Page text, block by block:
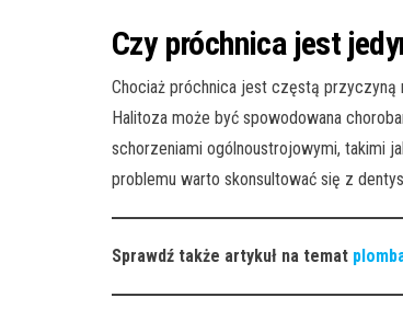
Czy próchnica jest
Chociaż próchnica jest częstą przyczyną
Halitoza może być spowodowana
schorzeniami ogólnoustrojowymi, takimi
problemu warto skonsultować się z
Sprawdź także artykuł na temat